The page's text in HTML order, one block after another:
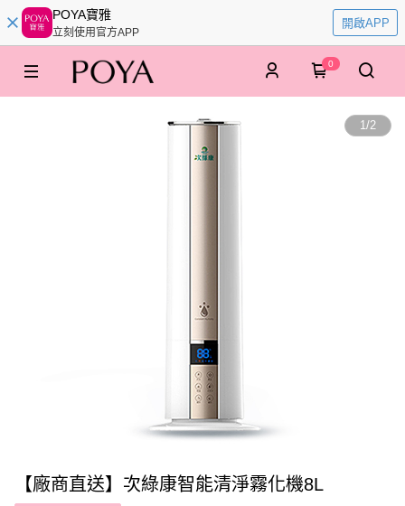
POYA寶雅
立刻使用官方APP
開啟APP
0
1/2
【廠商直送】次綠康智能清淨霧化機8L